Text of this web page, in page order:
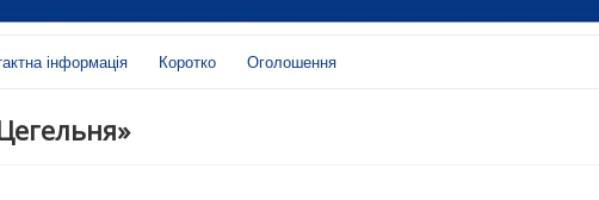
інформація Коротко Оголошення